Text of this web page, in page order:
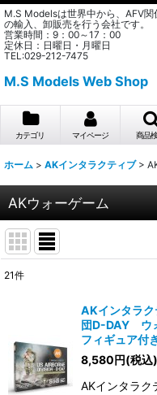
M.S Modelsは世界中から、AFV
の輸入、卸販売を行う会社です。
営業時間：9：00～17：00
定休日：日曜日・月曜日
TEL:029-212-7475
M.S Models Web Shop
カテゴリ マイページ 商品
ホーム > AKインタラクティブ >
AKウォーゲーム
並び順:
21件
AKインタラ
団D-DAY ウ
フィギュア付
8,580円(税込)
AKインタラク